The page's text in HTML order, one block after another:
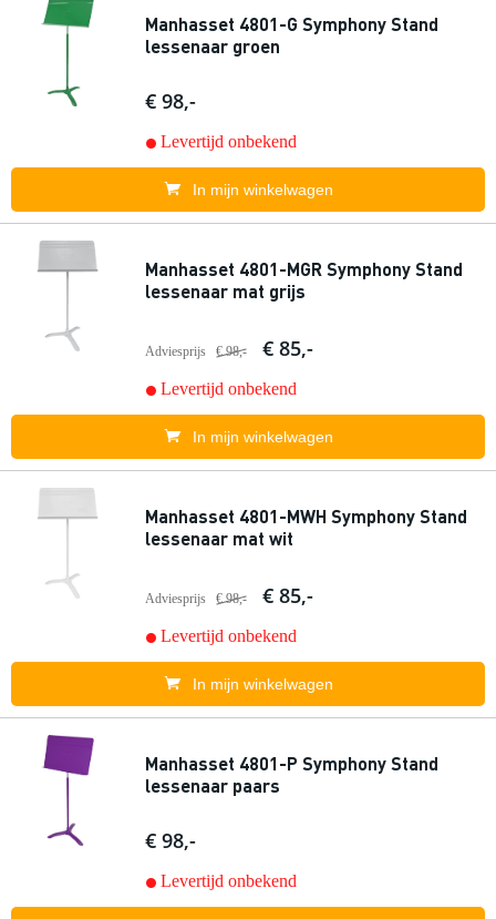
Manhasset 4801-G Symphony Stand
lessenaar groen
€ 98,-
Levertijd onbekend
In mijn winkelwagen
Manhasset 4801-MGR Symphony Stand
lessenaar mat grijs
Adviesprijs € 98,- € 85,-
Levertijd onbekend
In mijn winkelwagen
Manhasset 4801-MWH Symphony Stand
lessenaar mat wit
Adviesprijs € 98,- € 85,-
Levertijd onbekend
In mijn winkelwagen
Manhasset 4801-P Symphony Stand
lessenaar paars
€ 98,-
Levertijd onbekend